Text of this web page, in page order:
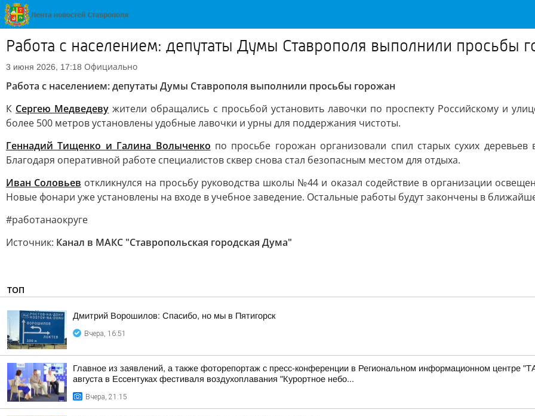
Работа с населением: депутаты Думы Ставрополя выполнили просьбы
3 июня 2026, 17:18 Официально
Работа с населением: депутаты Думы Ставрополя выполнили просьбы горожан
К Сергею Медведеву жители обращались с просьбой установить лавочки по проспекту Российскому и
более 500 метров установлены удобные лавочки и урны для поддержания чистоты.
Геннадий Тищенко и Галина Волыченко по просьбе горожан организовали спил старых сухих
Благодаря оперативной работе специалистов сквер снова стал безопасным местом для отдыха.
Иван Соловьев откликнулся на просьбу руководства школы №44 и оказал содействие в организации
Новые фонари уже установлены на входе в учебное заведение. Остальные работы будут закончены в
#работанаокруге
Источник: Канал в МАКС "Ставропольская городская Дума"
ТОП
Дмитрий Ворошилов: Спасибо, но мы в Пятигорск
Вчера, 16:51
Главное из заявлений, а также фоторепортаж с пресс-конференции в Региональном информационном центре
августа в Ессентуках фестиваля воздухоплавания "Курортное небо...
Вчера, 21:15